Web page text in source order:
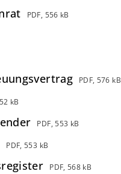
PDF, 556 kB
PDF, 576 kB
kB
PDF, 553 kB
PDF, 553 kB
PDF, 568 kB